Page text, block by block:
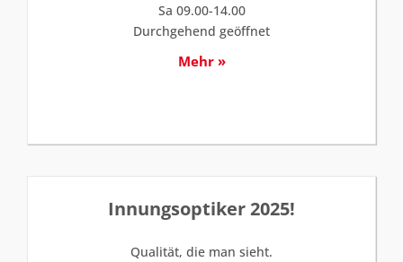
Sa 09.00-14.00
Durchgehend geöffnet
Mehr »
Innungsoptiker 2025!
Qualität, die man sieht.